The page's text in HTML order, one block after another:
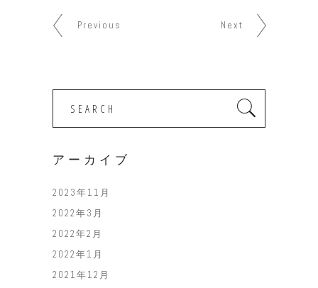
Previous Next
アーカイブ
2023年11月
2022年3月
2022年2月
2022年1月
2021年12月